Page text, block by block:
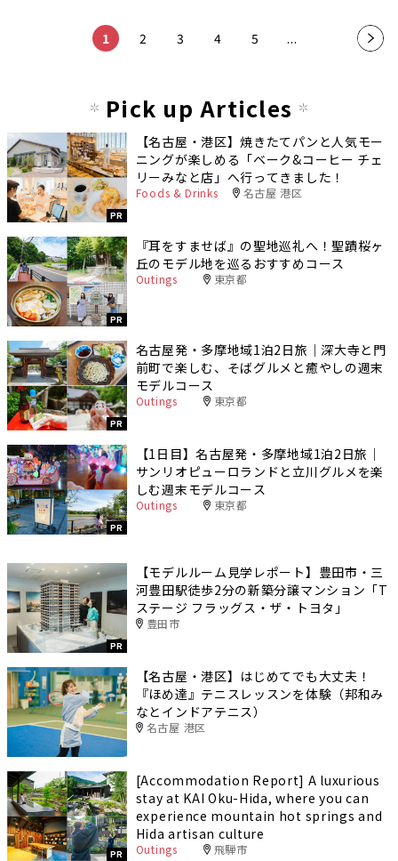
1 2 3 4 5 ... »
Pick up Articles
PR
【名古屋・港区】焼きたてパンと人気モー
ニングが楽しめる「ベーク&コーヒー チェ
リーみなと店」へ行ってきました！
Foods & Drinks 名古屋 港区
PR
『耳をすませば』の聖地巡礼へ！聖蹟桜ヶ
丘のモデル地を巡るおすすめコース
Outings 東京都
PR
名古屋発・多摩地域1泊2日旅｜深大寺と門
前町で楽しむ、そばグルメと癒やしの週末
モデルコース
Outings 東京都
PR
【1日目】名古屋発・多摩地域1泊2日旅｜
サンリオピューロランドと立川グルメを楽
しむ週末モデルコース
Outings 東京都
PR
【モデルルーム見学レポート】豊田市・三
河豊田駅徒歩2分の新築分譲マンション「T
ステージ フラッグス・ザ・トヨタ」
豊田市
【名古屋・港区】はじめてでも大丈夫！
『ほめ達』テニスレッスンを体験（邦和み
なとインドアテニス）
名古屋 港区
PR
[Accommodation Report] A luxurious
stay at KAI Oku-Hida, where you can
experience mountain hot springs and
Hida artisan culture
Outings 飛騨市